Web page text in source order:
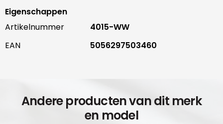
Eigenschappen
Artikelnummer
4015-WW
EAN
5056297503460
Andere producten van dit merk
en model